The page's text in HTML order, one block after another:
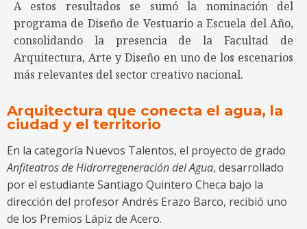
A estos resultados se sumó la nominación del
programa de Diseño de Vestuario a Escuela del Año,
consolidando la presencia de la Facultad de
Arquitectura, Arte y Diseño en uno de los escenarios
más relevantes del sector creativo nacional.
Arquitectura que conecta el agua, la
ciudad y el territorio
En la categoría Nuevos Talentos, el proyecto de grado
Anfiteatros de Hidrorregeneración del Agua, desarrollado
por el estudiante Santiago Quintero Checa bajo la
dirección del profesor Andrés Erazo Barco, recibió uno
de los Premios Lápiz de Acero.